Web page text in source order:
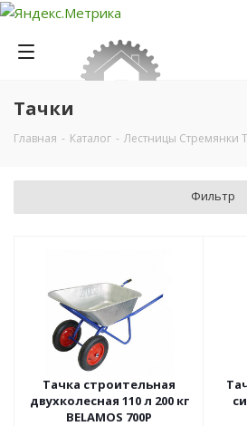
Тачки
Главная - Каталог - Лестницы Стремянки
Фильтр
Тачка строительная
двухколесная 110 л 200 кг
BELAMOS 700Р